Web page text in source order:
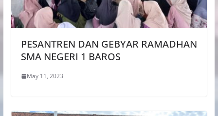
PESANTREN DAN GEBYAR RAMADHAN
SMA NEGERI 1 BAROS
May 11, 2023